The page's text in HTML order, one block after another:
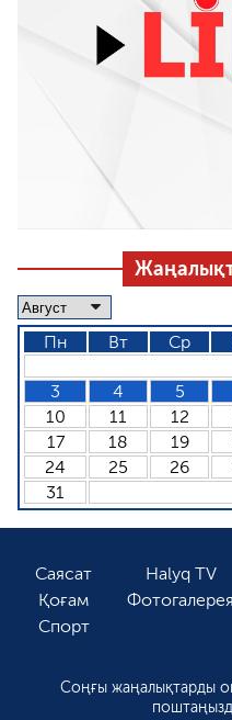
Пн Вт Ср
3
4 5
10
11 12
17
18 19
24
25 26
31
Саясат
Қоғам
Спорт
Halyq TV
Фотогалерея
Соңғы жаңалықтарды